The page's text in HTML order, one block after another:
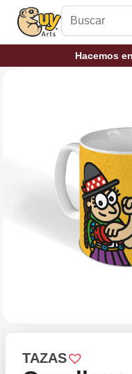
Hacemos
TAZAS